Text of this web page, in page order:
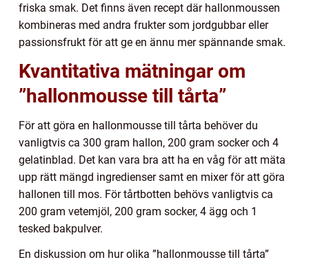
friska smak. Det finns även recept där hallonmoussen
kombineras med andra frukter som jordgubbar eller
passionsfrukt för att ge en ännu mer spännande smak.
Kvantitativa mätningar om
”hallonmousse till tårta”
För att göra en hallonmousse till tårta behöver du
vanligtvis ca 300 gram hallon, 200 gram socker och 4
gelatinblad. Det kan vara bra att ha en våg för att mäta
upp rätt mängd ingredienser samt en mixer för att göra
hallonen till mos. För tårtbotten behövs vanligtvis ca
200 gram vetemjöl, 200 gram socker, 4 ägg och 1
tesked bakpulver.
En diskussion om hur olika ”hallonmousse till tårta”